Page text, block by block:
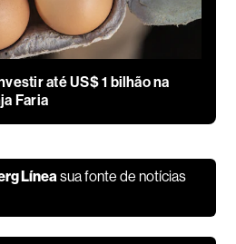
até US$ 1 bilhão na
Faria
Líneasua fonte de notícias